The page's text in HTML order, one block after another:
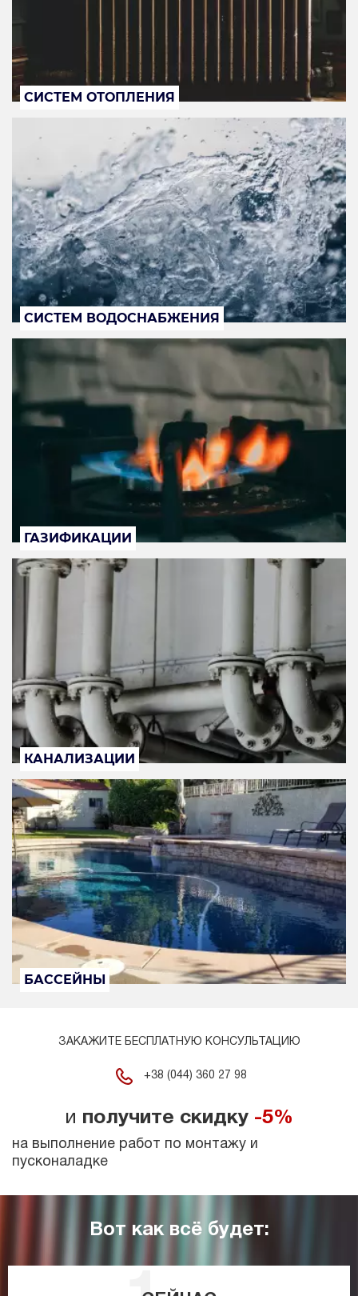
СИСТЕМ ОТОПЛЕНИЯ
СИСТЕМ ВОДОСНАБЖЕНИЯ
ГАЗИФИКАЦИИ
КАНАЛИЗАЦИИ
БАССЕЙНЫ
ЗАКАЖИТЕ БЕСПЛАТНУЮ КОНСУЛЬТАЦИЮ
+38 (044) 360 27 98
и получите скидку -5%
на выполнение работ по монтажу и
пусконаладке
Вот как всё будет: